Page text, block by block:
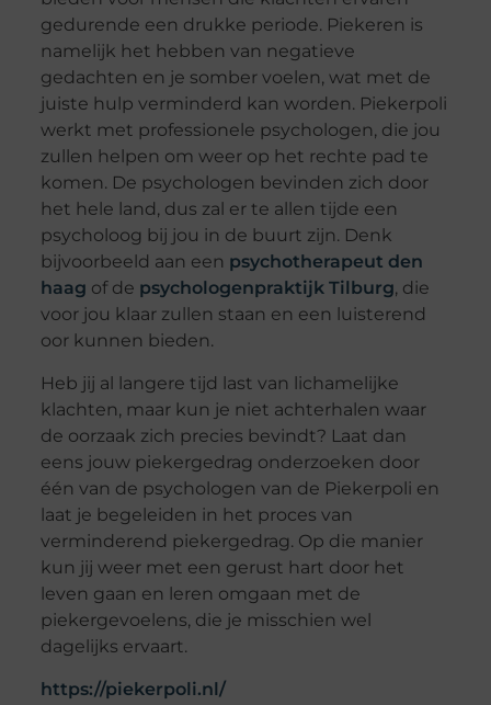
gedurende een drukke periode. Piekeren is
namelijk het hebben van negatieve
gedachten en je somber voelen, wat met de
juiste hulp verminderd kan worden. Piekerpoli
werkt met professionele psychologen, die jou
zullen helpen om weer op het rechte pad te
komen. De psychologen bevinden zich door
het hele land, dus zal er te allen tijde een
psycholoog bij jou in de buurt zijn. Denk
bijvoorbeeld aan een psychotherapeut den
haag of de psychologenpraktijk Tilburg, die
voor jou klaar zullen staan en een luisterend
oor kunnen bieden.
Heb jij al langere tijd last van lichamelijke
klachten, maar kun je niet achterhalen waar
de oorzaak zich precies bevindt? Laat dan
eens jouw piekergedrag onderzoeken door
één van de psychologen van de Piekerpoli en
laat je begeleiden in het proces van
verminderend piekergedrag. Op die manier
kun jij weer met een gerust hart door het
leven gaan en leren omgaan met de
piekergevoelens, die je misschien wel
dagelijks ervaart.
https://piekerpoli.nl/